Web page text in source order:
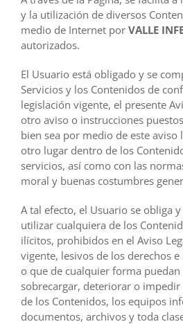
y la utilización de diversos
medio de Internet por VALLE
autorizados.
El Usuario está obligado y se
Servicios y los Contenidos de
legislación vigente, el presente
otro aviso o instrucciones
bien sea por medio de este aviso
otro lugar dentro de los
servicios, así como con las
moral y buenas costumbres
A tal efecto, el Usuario se obliga
utilizar cualquiera de los
ilícitos, prohibidos en el Aviso
vigente, lesivos de los derechos
o que de cualquier forma
sobrecargar, deteriorar o
de los Contenidos, los equipos
documentos, archivos y toda